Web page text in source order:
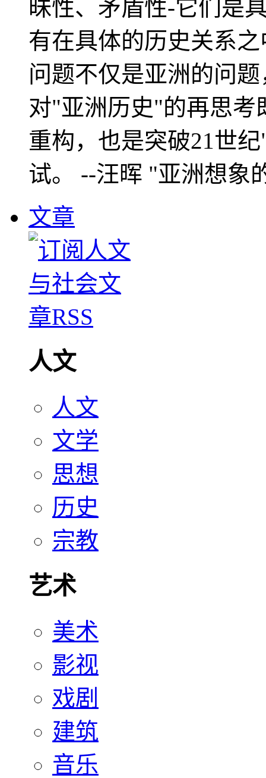
昧性、矛盾性-它们是
有在具体的历史关系
问题不仅是亚洲的问
对"亚洲历史"的再思考
重构，也是突破21世
试。 --汪晖 "亚洲想象
文章
人文
人文
文学
思想
历史
宗教
艺术
美术
影视
戏剧
建筑
音乐